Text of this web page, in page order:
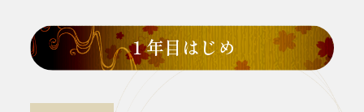
１年目はじめ